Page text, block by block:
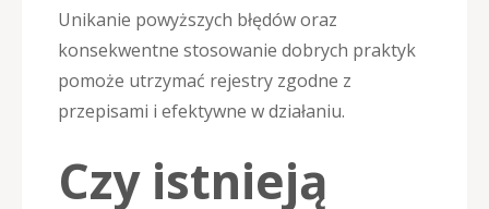
Unikanie powyższych błędów oraz
konsekwentne stosowanie dobrych praktyk
pomoże utrzymać rejestry zgodne z
przepisami i efektywne w działaniu.
Czy istnieją